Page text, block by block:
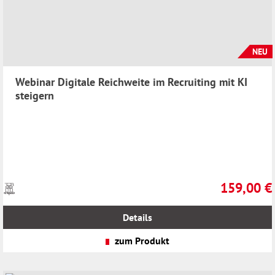
NEU
Webinar Digitale Reichweite im Recruiting mit KI
steigern
Regulärer
159,00 €
Preise
inkl.
Details
zum Produkt